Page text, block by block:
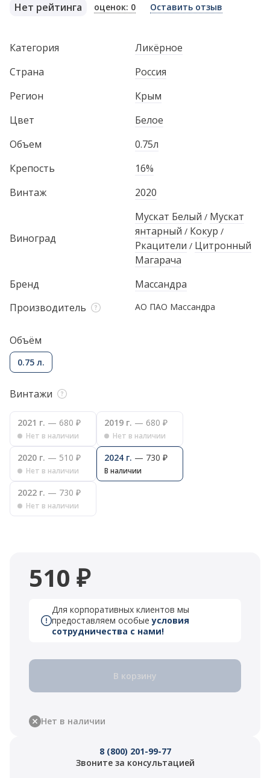
Нет рейтинга оценок: 0 Оставить отзыв
Категория
Ликёрное
Страна
Россия
Регион
Крым
Цвет
Белое
Объем
0.75л
Крепость
16%
Винтаж
2020
Виноград
Мускат Белый / Мускат
янтарный / Кокур /
Ркацители / Цитронный
Магарача
Бренд
Массандра
Производитель
АО ПАО Массандра
Объём
0.75 л.
Винтажи
2021 г. — 680 ₽
Нет в наличии
2019 г. — 680 ₽
Нет в наличии
2020 г. — 510 ₽
Нет в наличии
2024 г. — 730 ₽
В наличии
2022 г. — 730 ₽
Нет в наличии
510 ₽
Для корпоративных клиентов мы
предоставляем особыеусловия
сотрудничества с нами!
В корзину
Нет в наличии
8 (800) 201-99-77
Звоните за консультацией